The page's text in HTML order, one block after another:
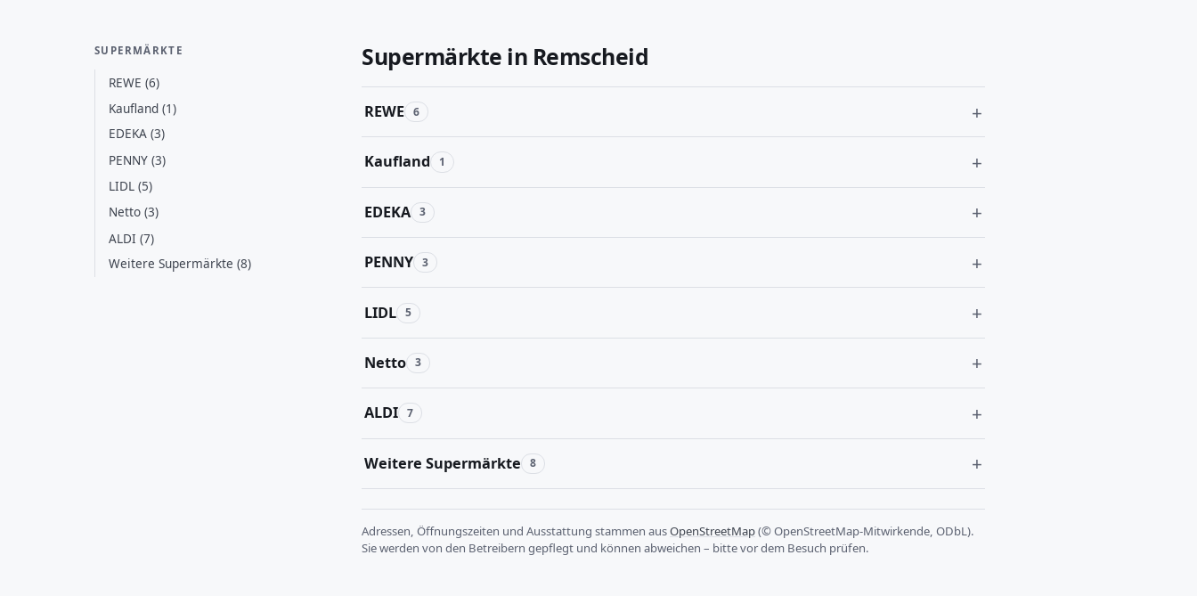
SUPERMÄRKTE
REWE (6)
Kaufland (1)
EDEKA (3)
PENNY (3)
LIDL (5)
Netto (3)
ALDI (7)
Weitere Supermärkte (8)
Supermärkte in Remscheid
REWE 6
Kaufland 1
EDEKA 3
PENNY 3
LIDL 5
Netto 3
ALDI 7
Weitere Supermärkte 8
Adressen, Öffnungszeiten und Ausstattung stammen ausOpenStreetMap(© OpenStreetMap-Mitwirkende, ODbL).
Sie werden von den Betreibern gepflegt und können abweichen – bitte vor dem Besuch prüfen.